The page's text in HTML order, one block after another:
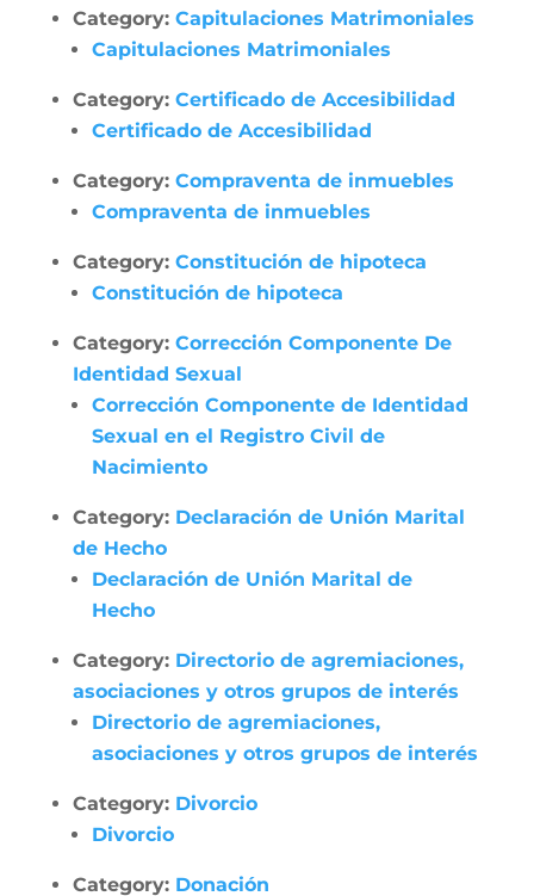
Category: Capitulaciones Matrimoniales
Capitulaciones Matrimoniales
Category: Certificado de Accesibilidad
Certificado de Accesibilidad
Category: Compraventa de inmuebles
Compraventa de inmuebles
Category: Constitución de hipoteca
Constitución de hipoteca
Category: Corrección Componente De
Identidad Sexual
Corrección Componente de Identidad
Sexual en el Registro Civil de
Nacimiento
Category: Declaración de Unión Marital
de Hecho
Declaración de Unión Marital de
Hecho
Category: Directorio de agremiaciones,
asociaciones y otros grupos de interés
Directorio de agremiaciones,
asociaciones y otros grupos de interés
Category: Divorcio
Divorcio
Category: Donación